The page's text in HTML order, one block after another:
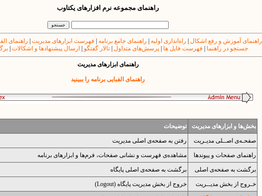
راهنمای مجموعه نرم افزارهای یکتاوب
راهنمای آموزش و رفع اشکال راه‌اندازی اولیه راهنمای جامع برنامه فهرست ابزارهای مدیریت راهنمای
جستجو در راهنما
فهرست فایل ها پرسش‌های متداول تالار گفتگو ارسال پیشنهادها و اشکالات
راهنمای ابزارهای مدیریت
راهنمای الفبایی برنامه را ببینید
بخش‌ها و ابزارهای مدیریت توضیحات
صفحـه‌ی اصــلی مدیـریت رفتن به صفحه‌ی اصلی مدیریت
راهنمای صفحات و پیوندها مشاهده‌ی فهرست و نشانی صفحات، فرم‌ها و ابزارهای برنامه
برگشت به صفحه‌ی اصلی برگشت به صفحه‌ی اصلی پایگاه
خـروج از بخش مدیــریت خروج از بخش مدیریت پایگاه (Logout)